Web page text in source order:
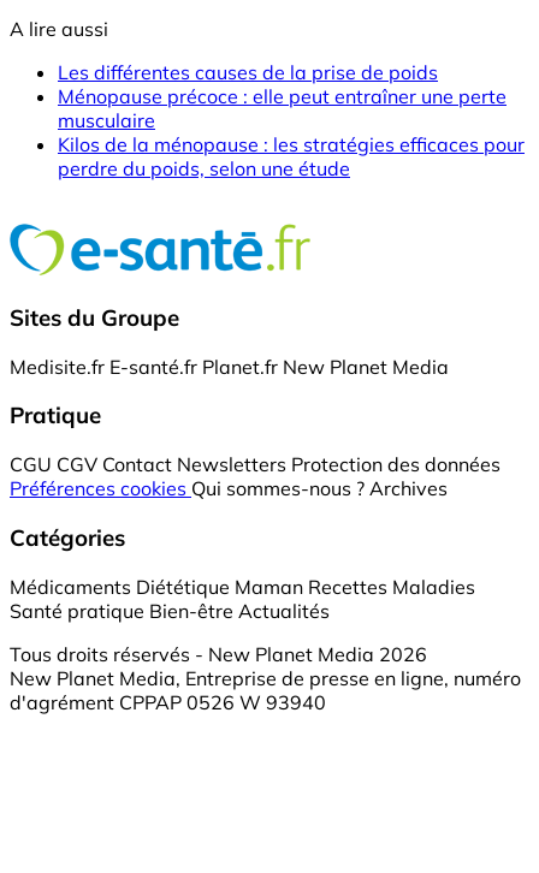
A lire aussi
Les différentes causes de la prise de poids
Ménopause précoce : elle peut entraîner une perte
musculaire
Kilos de la ménopause : les stratégies efficaces pour
perdre du poids, selon une étude
Sites du Groupe
Medisite.fr E-santé.fr Planet.fr New Planet Media
Pratique
CGU CGV Contact Newsletters Protection des données
Préférences cookies Qui sommes-nous ? Archives
Catégories
Médicaments Diététique Maman Recettes Maladies
Santé pratique Bien-être Actualités
Tous droits réservés - New Planet Media 2026
New Planet Media, Entreprise de presse en ligne, numéro
d'agrément CPPAP 0526 W 93940